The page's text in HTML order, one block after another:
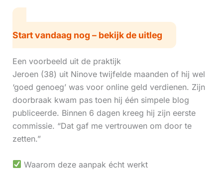
Start vandaag nog – bekijk de uitleg
Een voorbeeld uit de praktijk
Jeroen (38) uit Ninove twijfelde maanden of hij wel
‘goed genoeg’ was voor online geld verdienen. Zijn
doorbraak kwam pas toen hij één simpele blog
publiceerde. Binnen 6 dagen kreeg hij zijn eerste
commissie. “Dat gaf me vertrouwen om door te
zetten.”
Waarom deze aanpak écht werkt